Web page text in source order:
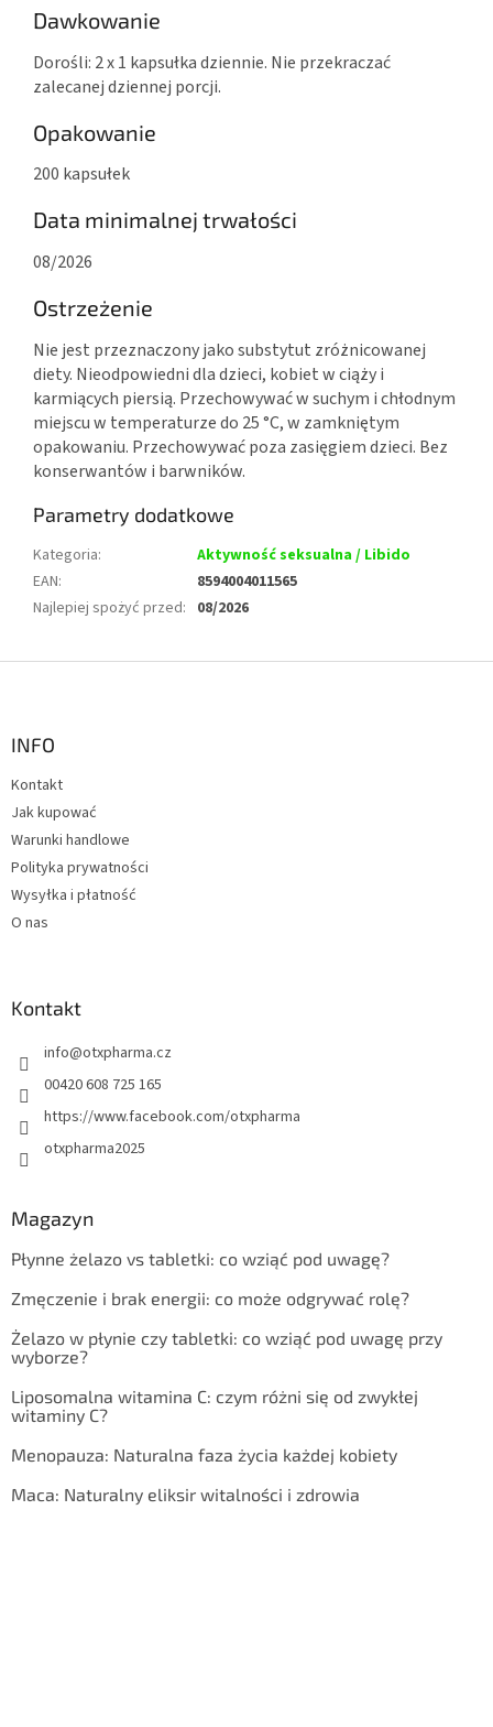
Dawkowanie
Dorośli: 2 x 1 kapsułka dziennie. Nie przekraczać
zalecanej dziennej porcji.
Opakowanie
200 kapsułek
Data minimalnej trwałości
08/2026
Ostrzeżenie
Nie jest przeznaczony jako substytut zróżnicowanej
diety. Nieodpowiedni dla dzieci, kobiet w ciąży i
karmiących piersią. Przechowywać w suchym i chłodnym
miejscu w temperaturze do 25 °C, w zamkniętym
opakowaniu. Przechowywać poza zasięgiem dzieci. Bez
konserwantów i barwników.
Parametry dodatkowe
Kategoria:
Aktywność seksualna / Libido
EAN:
8594004011565
Najlepiej spożyć przed: 08/2026
INFO
Kontakt
Jak kupować
Warunki handlowe
Polityka prywatności
Wysyłka i płatność
O nas
Kontakt
info@otxpharma.cz
00420 608 725 165
https://www.facebook.com/otxpharma
otxpharma2025
Magazyn
Płynne żelazo vs tabletki: co wziąć pod uwagę?
Zmęczenie i brak energii: co może odgrywać rolę?
Żelazo w płynie czy tabletki: co wziąć pod uwagę przy
wyborze?
Liposomalna witamina C: czym różni się od zwykłej
witaminy C?
Menopauza: Naturalna faza życia każdej kobiety
Maca: Naturalny eliksir witalności i zdrowia